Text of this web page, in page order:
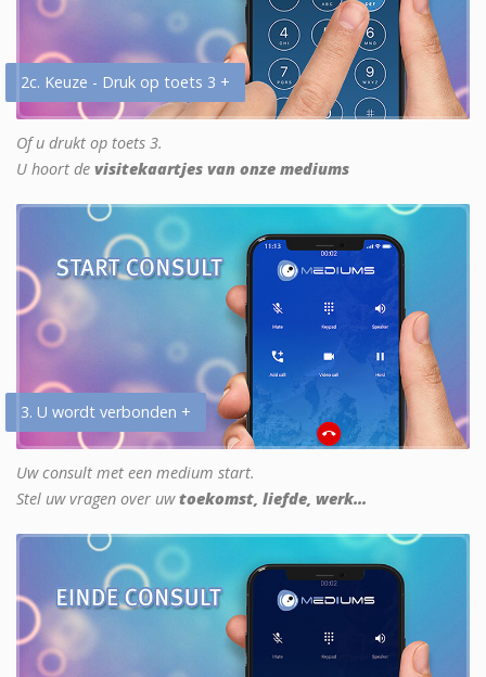
2c. Keuze - Druk op toets 3 +
Of u drukt op toets 3.
U hoort de visitekaartjes van onze mediums
3. U wordt verbonden +
Uw consult met een medium start.
Stel uw vragen over uwtoekomst, liefde, werk...